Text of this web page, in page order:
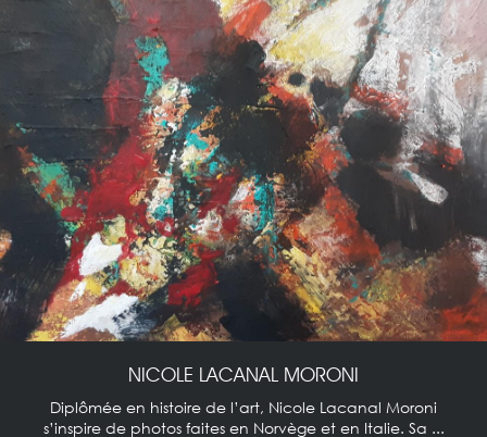
NICOLE LACANAL MORONI
Diplômée en histoire de l’art, Nicole Lacanal Moroni
s’inspire de photos faites en Norvège et en Italie. Sa ...